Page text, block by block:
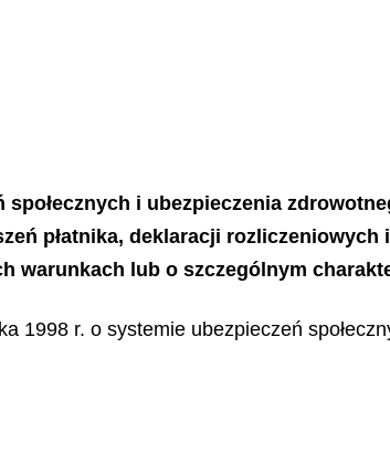
i ubezpieczenia
płatnika, deklaracji
warunkach lub o szczególnym
1998 r. o systemie ubezpieczeń